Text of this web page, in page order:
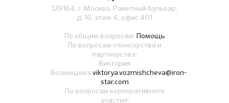
129164, г. Москва, Ракетный бульвар,
д. 16, этаж 4, офис 401
По общим вопросам: Помощь
По вопросам спонсорства и
партнерства:
Виктория
Возмищева viktorya.vozmishcheva@iron-
star.com
По вопросам корпоративного
участия: